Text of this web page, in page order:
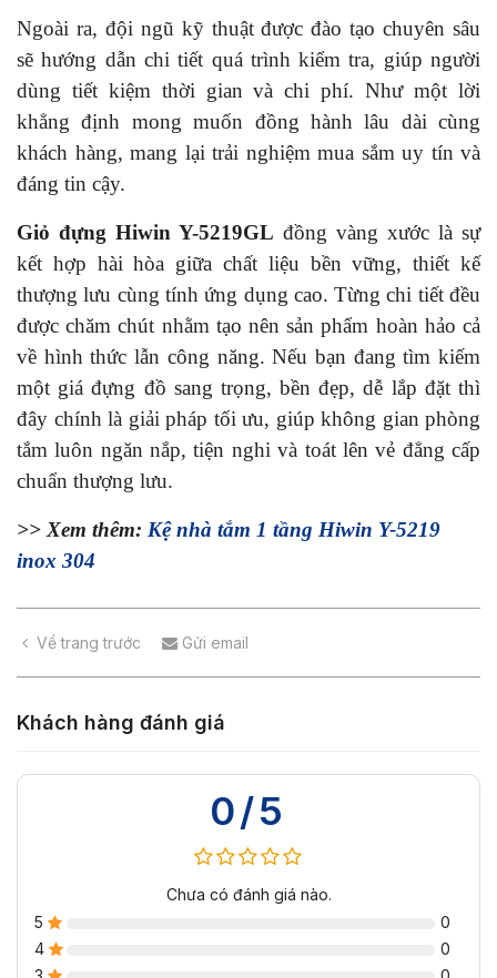
Ngoài ra, đội ngũ kỹ thuật được đào tạo chuyên sâu
sẽ hướng dẫn chi tiết quá trình kiểm tra, giúp người
dùng tiết kiệm thời gian và chi phí. Như một lời
khẳng định mong muốn đồng hành lâu dài cùng
khách hàng, mang lại trải nghiệm mua sắm uy tín và
đáng tin cậy.
Giỏ đựng Hiwin Y-5219GL đồng vàng xước là sự
kết hợp hài hòa giữa chất liệu bền vững, thiết kế
thượng lưu cùng tính ứng dụng cao. Từng chi tiết đều
được chăm chút nhằm tạo nên sản phẩm hoàn hảo cả
về hình thức lẫn công năng. Nếu bạn đang tìm kiếm
một giá đựng đồ sang trọng, bền đẹp, dễ lắp đặt thì
đây chính là giải pháp tối ưu, giúp không gian phòng
tắm luôn ngăn nắp, tiện nghi và toát lên vẻ đẳng cấp
chuẩn thượng lưu.
>> Xem thêm: Kệ nhà tắm 1 tầng Hiwin Y-5219
inox 304
Về trang trước Gửi email
Khách hàng đánh giá
0/5
Chưa có đánh giá nào.
5
0
4
0